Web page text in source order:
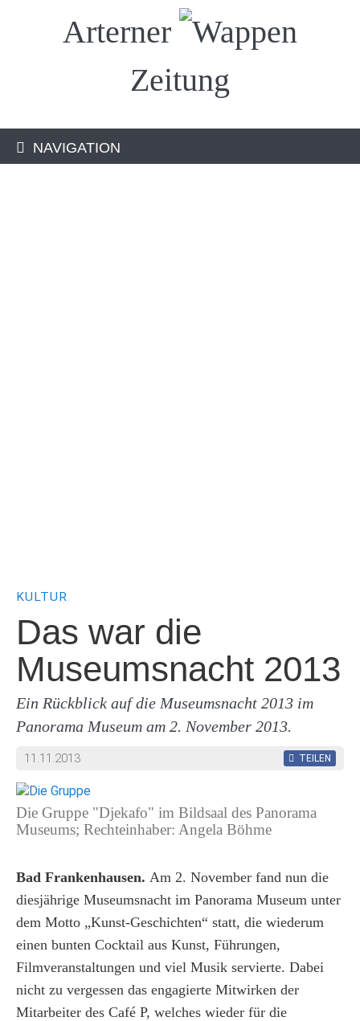
Arterner
Zeitung
NAVIGATION
KULTUR
Das war die
Museumsnacht 2013
Ein Rückblick auf die Museumsnacht 2013 im
Panorama Museum am 2. November 2013.
11.11.2013 TEILEN
Die Gruppe "Djekafo" im Bildsaal des Panorama
Museums; Rechteinhaber: Angela Böhme
Bad Frankenhausen. Am 2. November fand nun die
diesjährige Museumsnacht im Panorama Museum unter
dem Motto „Kunst-Geschichten“ statt, die wiederum
einen bunten Cocktail aus Kunst, Führungen,
Filmveranstaltungen und viel Musik servierte. Dabei
nicht zu vergessen das engagierte Mitwirken der
Mitarbeiter des Café P, welches wieder für die